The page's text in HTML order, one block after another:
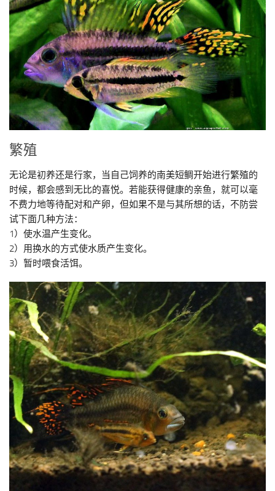
繁殖
无论是初养还是行家，当自己饲养的南美短鲷开始进行繁殖的
时候，都会感到无比的喜悦。若能获得健康的亲鱼，就可以毫
不费力地等待配对和产卵，但如果不是与其所想的话，不防尝
试下面几种方法：
1）使水温产生变化。
2）用换水的方式使水质产生变化。
3）暂时喂食活饵。